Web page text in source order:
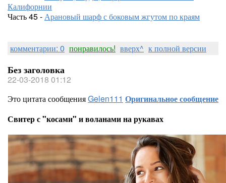
Калифорнии
Часть 45 -Арановый шарф с боковым жгутом по краям
комментарии: 0 понравилось! вверх^ к полной версии
Без заголовка
22-03-2018 01:12
Это цитата сообщенияGelen111 Оригинальное сообщение
Свитер с "косами" и воланами на рукавах